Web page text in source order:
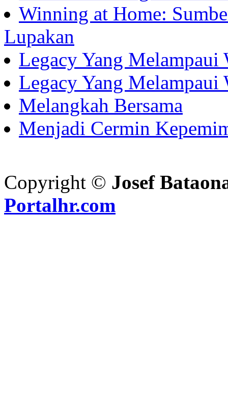
Winning at Home:
Lupakan
Legacy Yang Melampaui
Legacy Yang Melampaui
Melangkah Bersama
Menjadi Cermin
Copyright © Josef
Portalhr.com